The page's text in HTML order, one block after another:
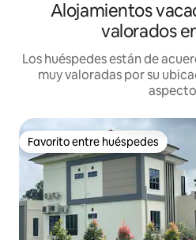
Alojamientos
valorados
Los huéspedes están de
muy valoradas por su
Favorito entre huéspedes
Favorito entre huéspedes